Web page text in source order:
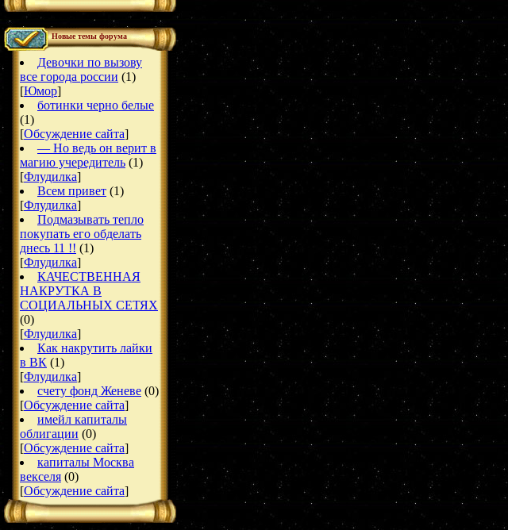
Новые темы форума
Девочки по вызову
все города россии (1)
[Юмор]
ботинки черно белые
(1)
[Обсуждение сайта]
— Но ведь он верит в
магию учередитель (1)
[Флудилка]
Всем привет (1)
[Флудилка]
Подмазывать тепло
покупать его обделать
днесь 11 !! (1)
[Флудилка]
КАЧЕСТВЕННАЯ
НАКРУТКА В
СОЦИАЛЬНЫХ СЕТЯХ
(0)
[Флудилка]
Как накрутить лайки
в ВК (1)
[Флудилка]
счету фонд Женеве (0)
[Обсуждение сайта]
имейл капиталы
облигации (0)
[Обсуждение сайта]
капиталы Москва
векселя (0)
[Обсуждение сайта]